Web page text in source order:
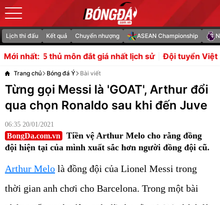
Lịch thi đấu Kết quả Chuyển nhượng ASEAN Championship
Mới nhất:
đắt giá nhất lịch sử Đội tuyển Việt Nam định hình
Trang chủ Bóng đá Ý Bài viết
Từng gọi Messi là 'GOAT', Arthur đổi
qua chọn Ronaldo sau khi đến Juve
06:35 20/01/2021
BongDa.com.vn
Tiền vệ Arthur Melo cho rằng đồng
đội hiện tại của mình xuất sắc hơn người đồng đội cũ.
Arthur Melo là đồng đội của Lionel Messi trong
thời gian anh chơi cho Barcelona. Trong một bài